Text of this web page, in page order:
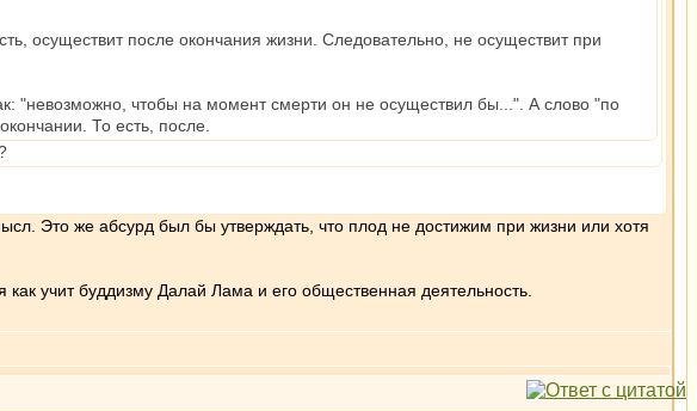
осуществит после окончания жизни. Следовательно, не осуществит при
"невозможно, чтобы на момент смерти он не осуществил бы...". А слово "по
То есть, после.
Это же абсурд был бы утверждать, что плод не достижим при жизни или хотя
учит буддизму Далай Лама и его общественная деятельность.